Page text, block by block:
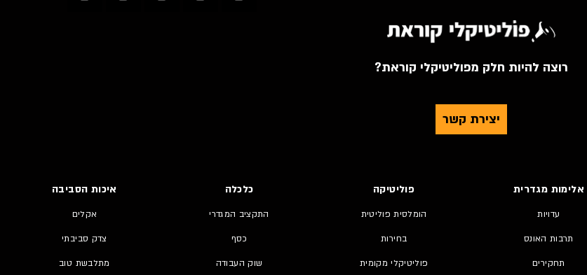
רוצה להיות חלק מפוליטיקלי קוראת?
יצירת קשר
אלימות מגדרית
עדויות
תרבות האונס
תחקירים
פוליטיקה
הומלסית פוליטית
בחירות
פוליטיקלי מקומית
כלכלה
התקציב המגדרי
כסף
שוק העבודה
איכות הסביבה
אקלים
צדק סביבתי
מתלבשת טוב